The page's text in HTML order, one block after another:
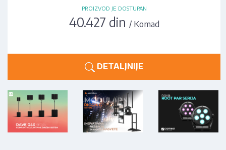
PROIZVOD JE DOSTUPAN
40.427 din / Komad
DETALJNIJE